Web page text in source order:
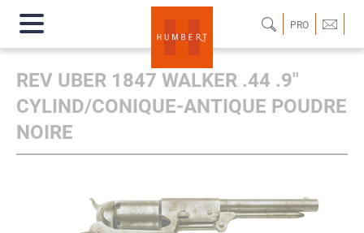
PRO
REV UBER 1847 WALKER .44 .9"
CYLIND/CONIQUE-ANTIQUE POUDRE
NOIRE